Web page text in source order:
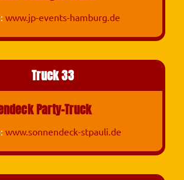
www.jp-events-hamburg.de
Truck 33
Party-Truck
www.sonnendeck-stpauli.de